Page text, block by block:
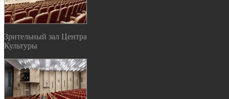
Зрительный зал Центра
Культуры